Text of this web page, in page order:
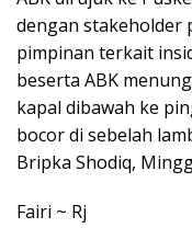
dengan stakeholder
pimpinan terkait
beserta ABK
kapal dibawah ke
bocor di sebelah
Bripka Shodiq,
Fairi ~ Rj